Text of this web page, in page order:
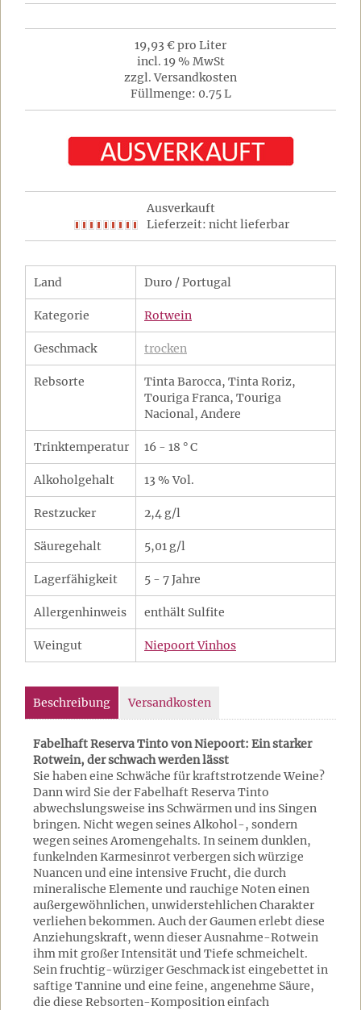
19,93 € pro Liter
incl. 19 % MwSt
zzgl. Versandkosten
Füllmenge: 0.75 L
Ausverkauft
Lieferzeit: nicht lieferbar
Land Duro / Portugal
Kategorie Rotwein
Geschmack trocken
Rebsorte
Tinta Barocca, Tinta Roriz,
Touriga Franca, Touriga
Nacional, Andere
Trinktemperatur 16 - 18 ° C
Alkoholgehalt 13 % Vol.
Restzucker 2,4 g/l
Säuregehalt 5,01 g/l
Lagerfähigkeit 5 - 7 Jahre
Allergenhinweis enthält Sulfite
Weingut Niepoort Vinhos
Beschreibung Versandkosten
Fabelhaft Reserva Tinto von Niepoort: Ein starker
Rotwein, der schwach werden lässt
Sie haben eine Schwäche für kraftstrotzende Weine?
Dann wird Sie der Fabelhaft Reserva Tinto
abwechslungsweise ins Schwärmen und ins Singen
bringen. Nicht wegen seines Alkohol-, sondern
wegen seines Aromengehalts. In seinem dunklen,
funkelnden Karmesinrot verbergen sich würzige
Nuancen und eine intensive Frucht, die durch
mineralische Elemente und rauchige Noten einen
außergewöhnlichen, unwiderstehlichen Charakter
verliehen bekommen. Auch der Gaumen erlebt diese
Anziehungskraft, wenn dieser Ausnahme-Rotwein
ihm mit großer Intensität und Tiefe schmeichelt.
Sein fruchtig-würziger Geschmack ist eingebettet in
saftige Tannine und eine feine, angenehme Säure,
die diese Rebsorten-Komposition einfach